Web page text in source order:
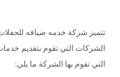
تتميز شركة خدمه ضيافه
الشركات التي تقوم بتقديم
التي تقوم بها الشركة ما يلي: